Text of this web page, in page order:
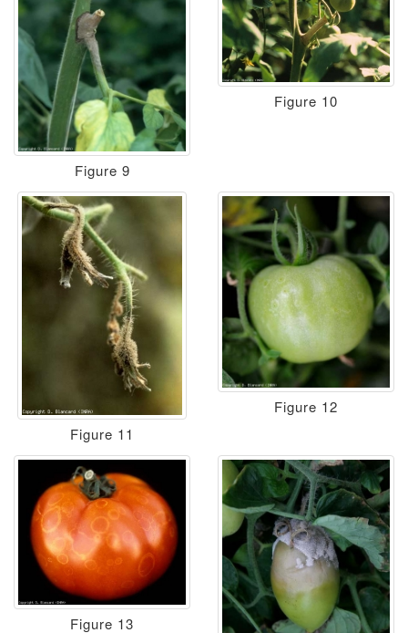
Figure 9
Figure 10
Figure 11
Figure 12
Figure 13